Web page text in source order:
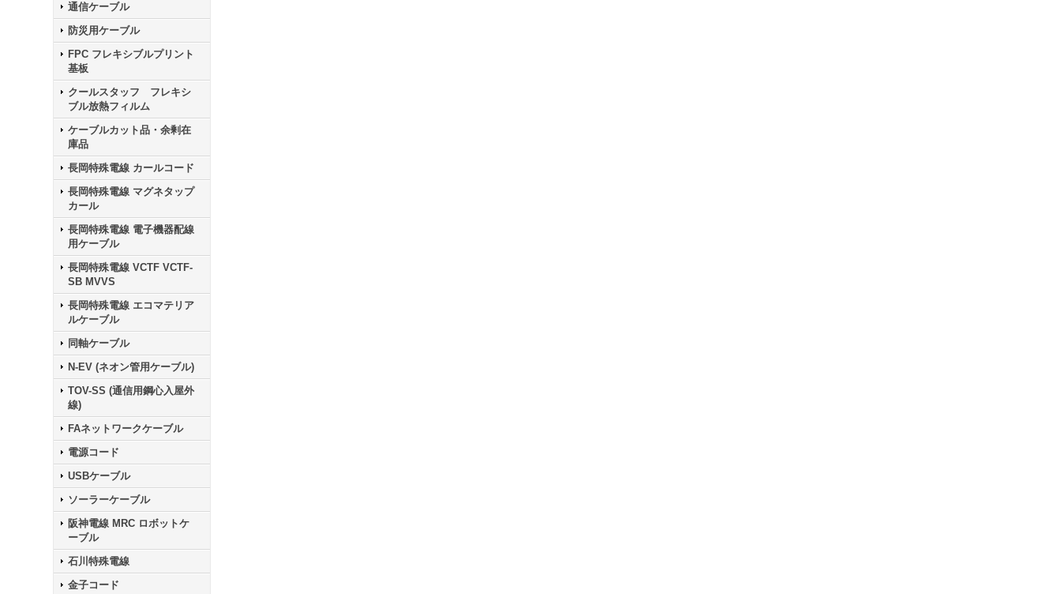
通信ケーブル
防災用ケーブル
FPC フレキシブルプリント
基板
クールスタッフ フレキシ
ブル放熱フィルム
ケーブルカット品・余剰在
庫品
長岡特殊電線 カールコード
長岡特殊電線 マグネタップ
カール
長岡特殊電線 電子機器配線
用ケーブル
長岡特殊電線 VCTF VCTF-
SB MVVS
長岡特殊電線 エコマテリア
ルケーブル
同軸ケーブル
N-EV (ネオン管用ケーブル)
TOV-SS (通信用鋼心入屋外
線)
FAネットワークケーブル
電源コード
USBケーブル
ソーラーケーブル
阪神電線 MRC ロボットケ
ーブル
石川特殊電線
金子コード